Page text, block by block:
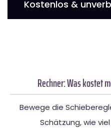
Kostenlos &
Rechner: Was kostet
Bewege die
Schätzung, wie